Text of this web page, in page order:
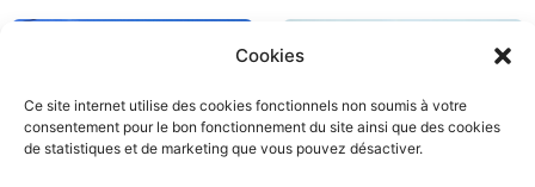
Cookies
Ce site internet utilise des cookies fonctionnels non soumis à votre
consentement pour le bon fonctionnement du site ainsi que des cookies
de statistiques et de marketing que vous pouvez désactiver.